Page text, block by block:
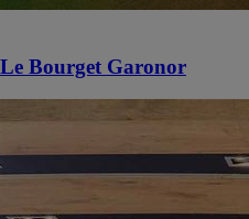
Bourget Garonor